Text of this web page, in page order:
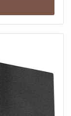
Des versions
également
Puissance
Lumen: 1000
Variable: Oui,
en fin de
I, Code
Plafond,
ou
d’inclinaison